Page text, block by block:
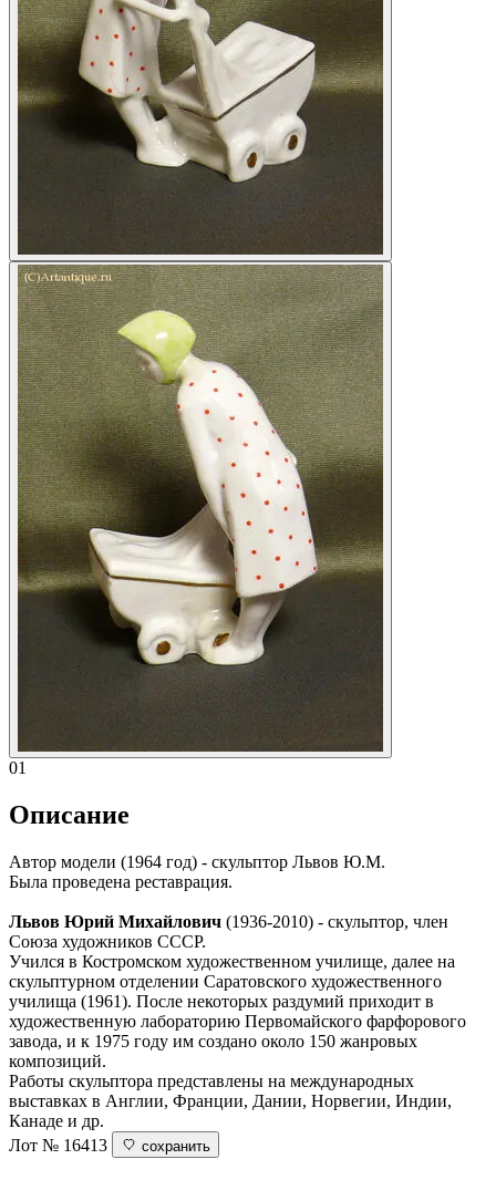
01
Описание
Автор модели (1964 год) - скульптор Львов Ю.М.
Была проведена реставрация.
Львов Юрий Михайлович (1936-2010) - скульптор, член
Союза художников СССР.
Учился в Костромском художественном училище, далее на
скульптурном отделении Саратовского художественного
училища (1961). После некоторых раздумий приходит в
художественную лабораторию Первомайского фарфорового
завода, и к 1975 году им создано около 150 жанровых
композиций.
Работы скульптора представлены на международных
выставках в Англии, Франции, Дании, Норвегии, Индии,
Канаде и др.
Лот № 16413
сохранить